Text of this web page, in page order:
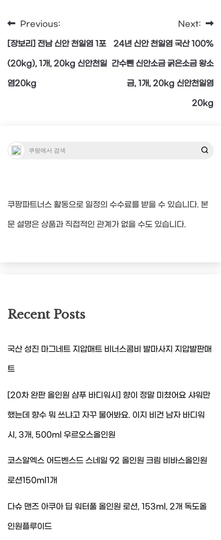
글
탐
색
Previous:
[장보리] 전남 신안 천일염 1포
(20kg), 1개, 20kg 신안천일
염20kg
Next:
24년 신안 천일염 국산 100%
간수뺀 신안소금 굵은소금 왕소
금, 1개, 20kg 신안천일염
20kg
쿠팡파트너스 활동으로 일정의 수수료를 받을 수 있습니다. 본
문 설명은 상품과 직접적인 관계가 없을 수도 있습니다.
Recent Posts
국산 성진 마그네트 지압매트 비너스콤비 발마사지 지압발판매
트
[20차 완판 올인원 샴푸 바디워시] 향이 정말 미쳤어요 샤워만
했는데 향수 뭐 쓰냐고 자꾸 물어봐요. 이지 비건 남자 바디워
시, 3개, 500ml 우르오스올인원
코스알엑스 어드벤스드 스네일 92 올인원 크림 비바스올인원
로션150ml1개
다슈 맨즈 아쿠아 딥 워터풀 올인원 로션, 153ml, 2개 독도올
인원플루이드